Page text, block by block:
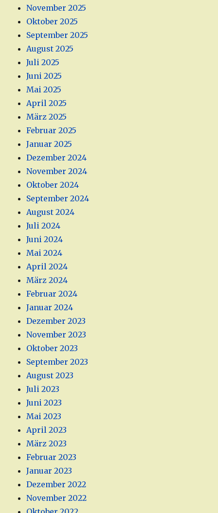
November 2025
Oktober 2025
September 2025
August 2025
Juli 2025
Juni 2025
Mai 2025
April 2025
März 2025
Februar 2025
Januar 2025
Dezember 2024
November 2024
Oktober 2024
September 2024
August 2024
Juli 2024
Juni 2024
Mai 2024
April 2024
März 2024
Februar 2024
Januar 2024
Dezember 2023
November 2023
Oktober 2023
September 2023
August 2023
Juli 2023
Juni 2023
Mai 2023
April 2023
März 2023
Februar 2023
Januar 2023
Dezember 2022
November 2022